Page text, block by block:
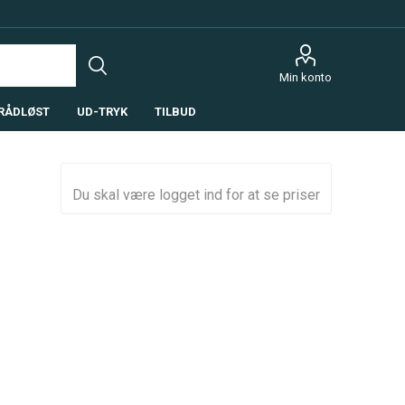
Min konto
UD-TRYK TILBUD
Du skal være logget ind for at se priser